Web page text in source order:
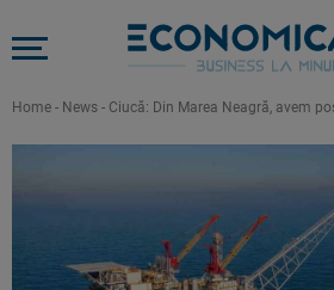
Home - News - Ciucă: Din Marea Neagră, avem